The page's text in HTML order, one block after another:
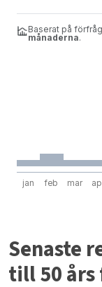
Baserat på
månaderna.
jan feb mar
Senaste
till 50 års